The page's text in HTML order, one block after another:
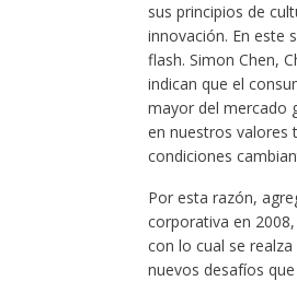
sus principios de
innovación. En este
flash. Simon Chen,
indican que el
mayor del mercado
en nuestros valores
condiciones
Por esta razón,
corporativa en
con lo cual se
nuevos desafíos